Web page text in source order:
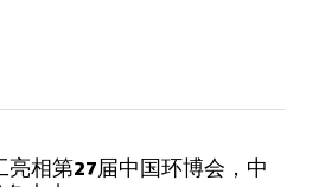
相第27届中国环博会，中